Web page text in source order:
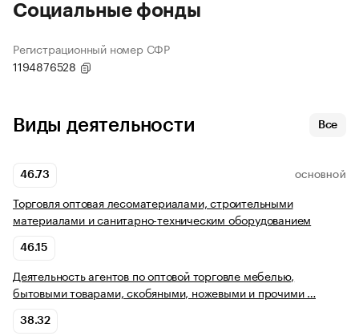
Социальные фонды
Регистрационный номер СФР
1194876528
Виды деятельности Все
46.73 ОСНОВНОЙ
Торговля оптовая лесоматериалами, строительными
материалами и санитарно-техническим оборудованием
46.15
Деятельность агентов по оптовой торговле мебелью,
бытовыми товарами, скобяными, ножевыми и прочими …
38.32